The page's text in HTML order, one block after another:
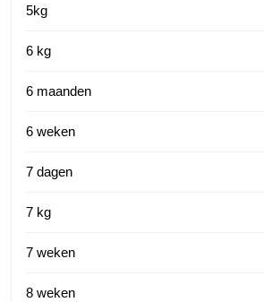
5kg
6 kg
6 maanden
6 weken
7 dagen
7 kg
7 weken
8 weken